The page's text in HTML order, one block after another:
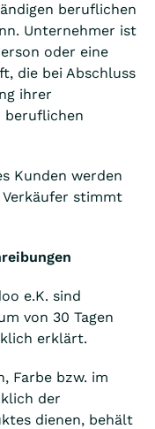
beruflichen
Unternehmer ist
oder eine
die bei Abschluss
ihrer
beruflichen
Kunden werden
stimmt
e.K. sind
von 30 Tagen
erklärt.
Farbe bzw. im
der
dienen, behält